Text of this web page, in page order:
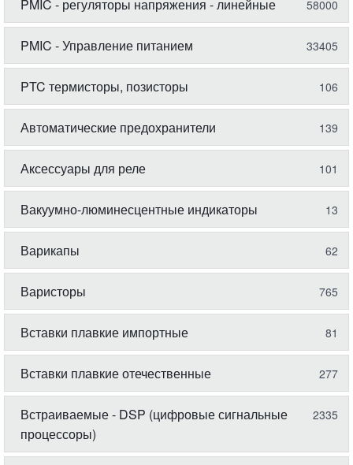
PMIC - регуляторы напряжения - линейные 58000
PMIC - Управление питанием 33405
PTC термисторы, позисторы 106
Автоматические предохранители 139
Аксессуары для реле 101
Вакуумно-люминесцентные индикаторы 13
Варикапы 62
Варисторы 765
Вставки плавкие импортные 81
Вставки плавкие отечественные 277
Встраиваемые - DSP (цифровые сигнальные
процессоры)
2335